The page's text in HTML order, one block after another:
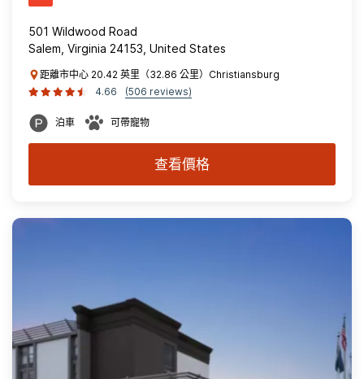
501 Wildwood Road
Salem, Virginia 24153, United States
距離市中心 20.42 英里（32.86 公里）Christiansburg
4.66
(506 reviews)
泊車 可帶寵物
查看價格